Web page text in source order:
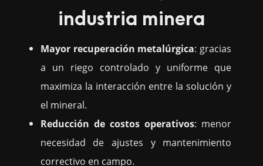
industria minera
Mayor recuperación metalúrgica: gracias
a un riego controlado y uniforme que
maximiza la interacción entre la solución y
el mineral.
Reducción de costos operativos: menor
necesidad de ajustes y mantenimiento
correctivo en campo.